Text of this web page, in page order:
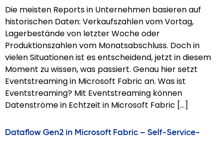
Die meisten Reports in Unternehmen basieren auf
historischen Daten: Verkaufszahlen vom Vortag,
Lagerbestände von letzter Woche oder
Produktionszahlen vom Monatsabschluss. Doch in
vielen Situationen ist es entscheidend, jetzt in diesem
Moment zu wissen, was passiert. Genau hier setzt
Eventstreaming in Microsoft Fabric an. Was ist
Eventstreaming? Mit Eventstreaming können
Datenströme in Echtzeit in Microsoft Fabric […]
Dataflow Gen2 in Microsoft Fabric – Self-Service-